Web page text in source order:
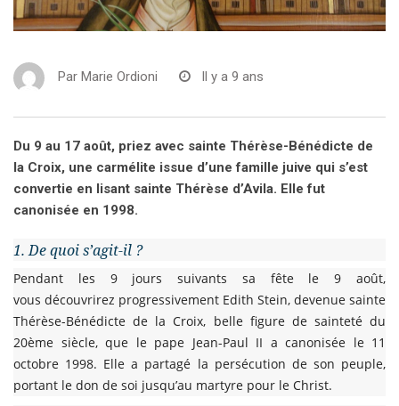
Par Marie Ordioni Il y a 9 ans
Du 9 au 17 août, priez avec sainte Thérèse-Bénédicte de
la Croix, une carmélite issue d’une famille juive qui s’est
convertie en lisant sainte Thérèse d’Avila. Elle fut
canonisée en 1998.
1. De quoi s’agit-il ?
Pendant les 9 jours suivants sa fête le 9 août,
vous découvrirez progressivement Edith Stein, devenue sainte
Thérèse-Bénédicte de la Croix, belle figure de sainteté du
20ème siècle, que le pape Jean-Paul II a canonisée le 11
octobre 1998. Elle a partagé la persécution de son peuple,
portant le don de soi jusqu’au martyre pour le Christ.